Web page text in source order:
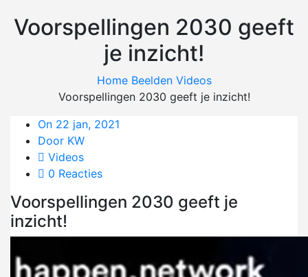
Voorspellingen 2030 geeft
je inzicht!
Home Beelden Videos
Voorspellingen 2030 geeft je inzicht!
On 22 jan, 2021
Door KW
Videos
0 Reacties
Voorspellingen 2030 geeft je
inzicht!